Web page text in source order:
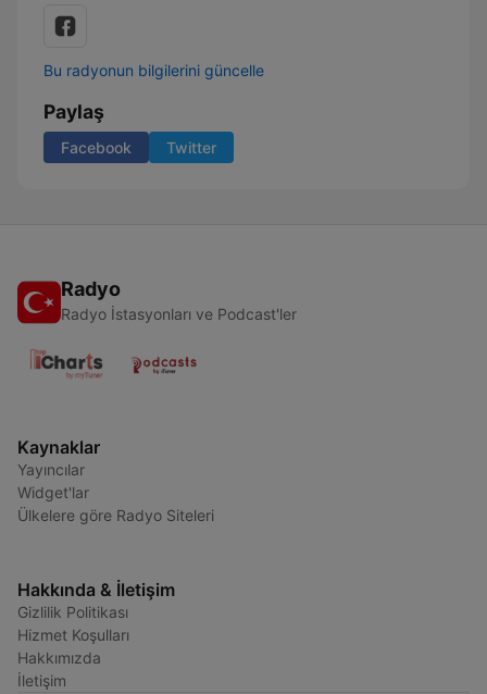
Bu radyonun bilgilerini güncelle
Paylaş
Facebook Twitter
Radyo
Radyo İstasyonları ve Podcast'ler
Kaynaklar
Yayıncılar
Widget'lar
Ülkelere göre Radyo Siteleri
Hakkında & İletişim
Gizlilik Politikası
Hizmet Koşulları
Hakkımızda
İletişim